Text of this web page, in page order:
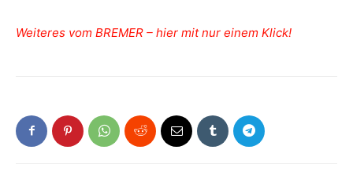
Weiteres vom BREMER – hier mit nur einem Klick!